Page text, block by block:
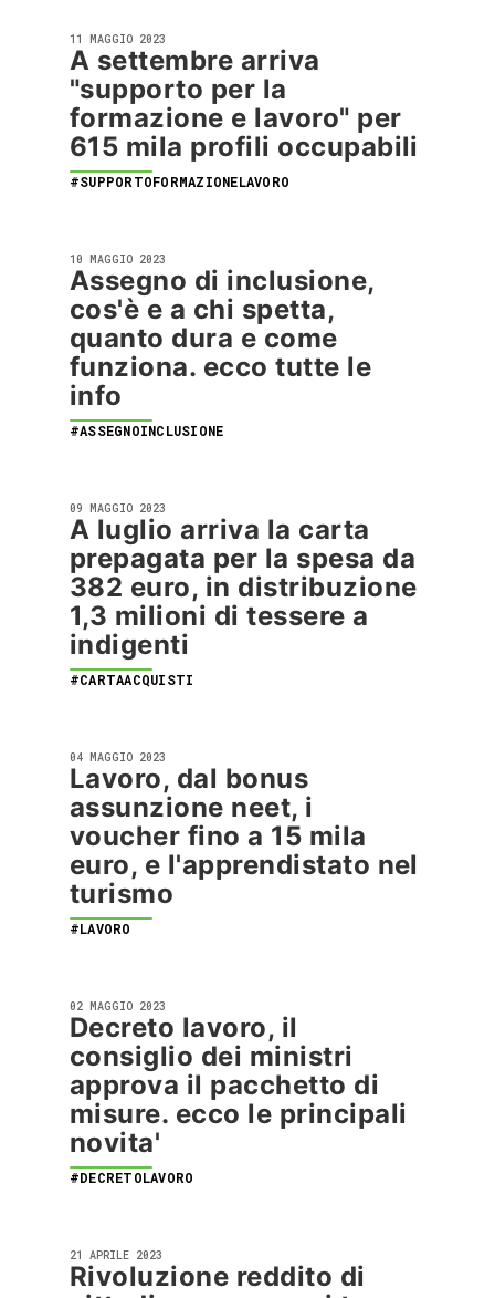
11 MAGGIO 2023
A settembre arriva
"supporto per la
formazione e lavoro" per
615 mila profili occupabili
#SUPPORTOFORMAZIONELAVORO
10 MAGGIO 2023
Assegno di inclusione,
cos'è e a chi spetta,
quanto dura e come
funziona. ecco tutte le
info
#ASSEGNOINCLUSIONE
09 MAGGIO 2023
A luglio arriva la carta
prepagata per la spesa da
382 euro, in distribuzione
1,3 milioni di tessere a
indigenti
#CARTAACQUISTI
04 MAGGIO 2023
Lavoro, dal bonus
assunzione neet, i
voucher fino a 15 mila
euro, e l'apprendistato nel
turismo
#LAVORO
02 MAGGIO 2023
Decreto lavoro, il
consiglio dei ministri
approva il pacchetto di
misure. ecco le principali
novita'
#DECRETOLAVORO
21 APRILE 2023
Rivoluzione reddito di